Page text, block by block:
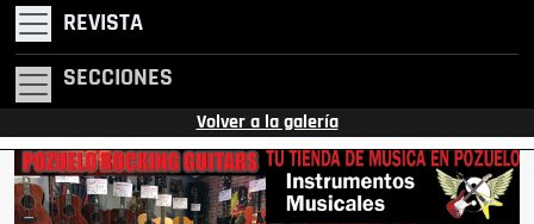
REVISTA
SECCIONES
Volver a la galería